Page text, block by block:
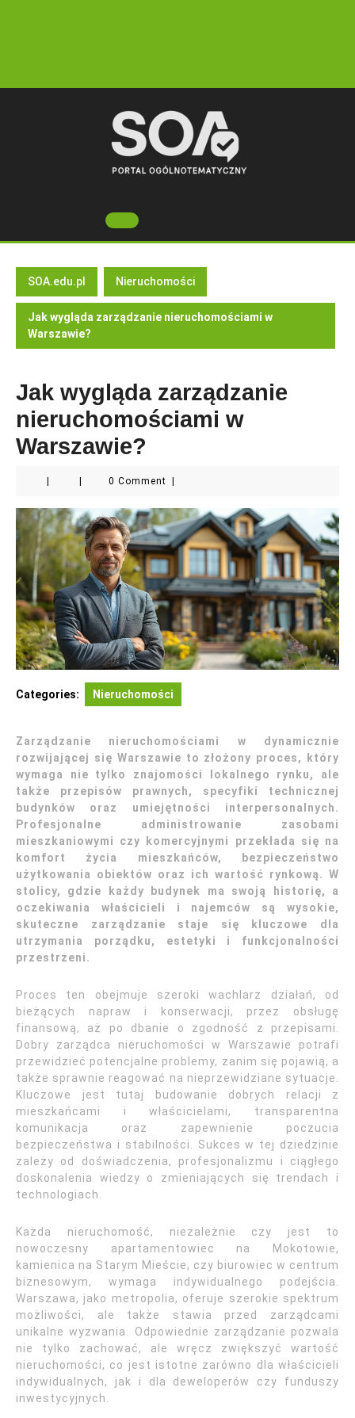
Open
Button
SOA.edu.pl Nieruchomości
Jak wygląda zarządzanie nieruchomościami w
Warszawie?
Jak wygląda zarządzanie
nieruchomościami w
Warszawie?
0 Comment
Categories: Nieruchomości
Zarządzanie nieruchomościami w dynamicznie
rozwijającej się Warszawie to złożony proces, który
wymaga nie tylko znajomości lokalnego rynku, ale
także przepisów prawnych, specyfiki technicznej
budynków oraz umiejętności interpersonalnych.
Profesjonalne administrowanie zasobami
mieszkaniowymi czy komercyjnymi przekłada się na
komfort życia mieszkańców, bezpieczeństwo
użytkowania obiektów oraz ich wartość rynkową. W
stolicy, gdzie każdy budynek ma swoją historię, a
oczekiwania właścicieli i najemców są wysokie,
skuteczne zarządzanie staje się kluczowe dla
utrzymania porządku, estetyki i funkcjonalności
przestrzeni.
Proces ten obejmuje szeroki wachlarz działań, od
bieżących napraw i konserwacji, przez obsługę
finansową, aż po dbanie o zgodność z przepisami.
Dobry zarządca nieruchomości w Warszawie potrafi
przewidzieć potencjalne problemy, zanim się pojawią, a
także sprawnie reagować na nieprzewidziane sytuacje.
Kluczowe jest tutaj budowanie dobrych relacji z
mieszkańcami i właścicielami, transparentna
komunikacja oraz zapewnienie poczucia
bezpieczeństwa i stabilności. Sukces w tej dziedzinie
zależy od doświadczenia, profesjonalizmu i ciągłego
doskonalenia wiedzy o zmieniających się trendach i
technologiach.
Każda nieruchomość, niezależnie czy jest to
nowoczesny apartamentowiec na Mokotowie,
kamienica na Starym Mieście, czy biurowiec w centrum
biznesowym, wymaga indywidualnego podejścia.
Warszawa, jako metropolia, oferuje szerokie spektrum
możliwości, ale także stawia przed zarządcami
unikalne wyzwania. Odpowiednie zarządzanie pozwala
nie tylko zachować, ale wręcz zwiększyć wartość
nieruchomości, co jest istotne zarówno dla właścicieli
indywidualnych, jak i dla deweloperów czy funduszy
inwestycyjnych.